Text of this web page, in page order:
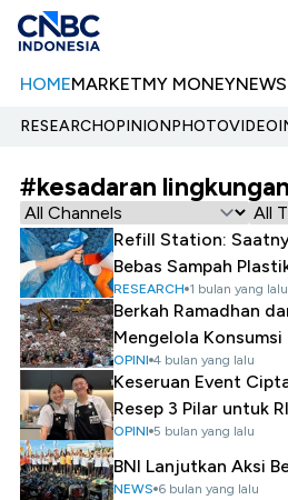
HOMEMARKETMY MONEYNEWS
RESEARCHOPINIONPHOTOVIDEO
#kesadaran lingkungan
Refill Station:
Bebas Sampah
RESEARCH 1 bulan yang lalu
Berkah Ramadhan
Mengelola Konsumsi
OPINI 4 bulan yang lalu
Keseruan Event
Resep 3 Pilar untuk
OPINI 5 bulan yang lalu
BNI Lanjutkan Aksi
NEWS 6 bulan yang lalu